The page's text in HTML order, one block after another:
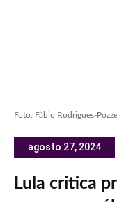
Foto: Fábio Rodrigues-
agosto 27, 2024
Lula critica